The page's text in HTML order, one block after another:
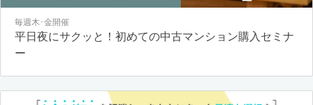
毎週木･金開催
平日夜にサクッと！初めての中古マンション購入セミナ
ー